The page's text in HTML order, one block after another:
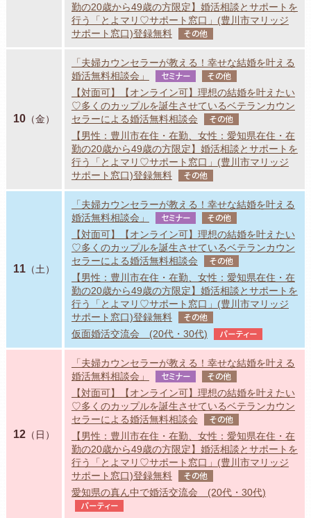
勤の20歳から49歳の方限定】婚活相談とサポートを
行う「とよマリ♡サポート窓口」(豊川市マリッジ
サポート窓口)登録無料
その他
10（金）
「夫婦カウンセラーが教える！幸せな結婚を叶える
婚活無料相談会」
セミナー その他
【対面可】【オンライン可】理想の結婚を叶えたい
♡多くのカップルを誕生させているベテランカウン
セラーによる婚活無料相談会
その他
【男性：豊川市在住・在勤、女性：愛知県在住・在
勤の20歳から49歳の方限定】婚活相談とサポートを
行う「とよマリ♡サポート窓口」(豊川市マリッジ
サポート窓口)登録無料
その他
11（土）
「夫婦カウンセラーが教える！幸せな結婚を叶える
婚活無料相談会」
セミナー その他
【対面可】【オンライン可】理想の結婚を叶えたい
♡多くのカップルを誕生させているベテランカウン
セラーによる婚活無料相談会
その他
【男性：豊川市在住・在勤、女性：愛知県在住・在
勤の20歳から49歳の方限定】婚活相談とサポートを
行う「とよマリ♡サポート窓口」(豊川市マリッジ
サポート窓口)登録無料
その他
仮面婚活交流会 (20代・30代) パーティー
12（日）
「夫婦カウンセラーが教える！幸せな結婚を叶える
婚活無料相談会」
セミナー その他
【対面可】【オンライン可】理想の結婚を叶えたい
♡多くのカップルを誕生させているベテランカウン
セラーによる婚活無料相談会
その他
【男性：豊川市在住・在勤、女性：愛知県在住・在
勤の20歳から49歳の方限定】婚活相談とサポートを
行う「とよマリ♡サポート窓口」(豊川市マリッジ
サポート窓口)登録無料
その他
愛知県の真ん中で婚活交流会 (20代・30代)
パーティー